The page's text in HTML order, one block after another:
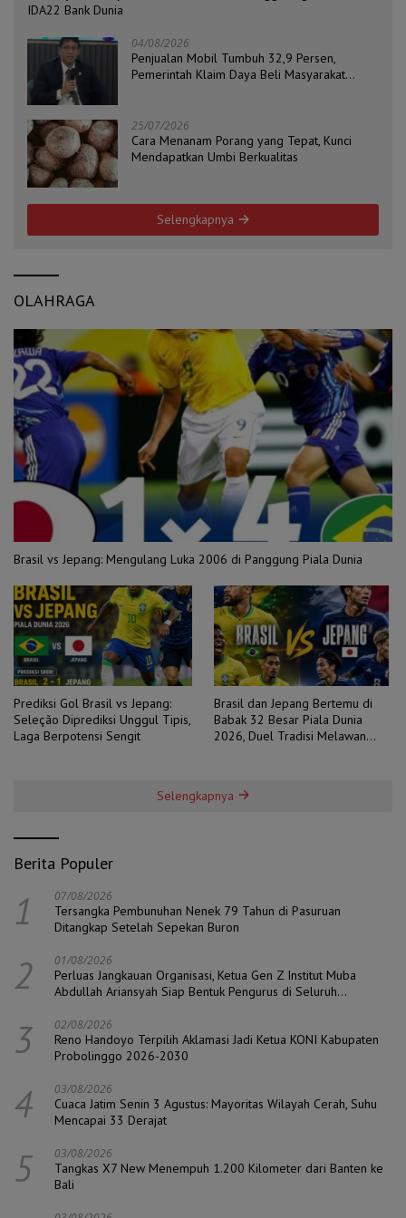
IDA22 Bank Dunia
04/08/2026
Penjualan Mobil Tumbuh 32,9 Persen,
Pemerintah Klaim Daya Beli Masyarakat
25/07/2026
Cara Menanam Porang yang Tepat, Kunci
Mendapatkan Umbi Berkualitas
Selengkapnya
OLAHRAGA
Brasil vs Jepang: Mengulang Luka 2006 di Panggung Piala Dunia
Prediksi Gol Brasil vs Jepang:
Seleção Diprediksi Unggul Tipis,
Laga Berpotensi Sengit
Brasil dan Jepang Bertemu di
Babak 32 Besar Piala Dunia
2026, Duel Tradisi Melawan
Selengkapnya
Berita Populer
1 07/08/2026
Tersangka Pembunuhan Nenek 79 Tahun di Pasuruan
Ditangkap Setelah Sepekan Buron
2 01/08/2026
Perluas Jangkauan Organisasi, Ketua Gen Z Institut Muba
Abdullah Ariansyah Siap Bentuk Pengurus di Seluruh
3 02/08/2026
Reno Handoyo Terpilih Aklamasi Jadi Ketua KONI Kabupaten
Probolinggo 2026-2030
4 03/08/2026
Cuaca Jatim Senin 3 Agustus: Mayoritas Wilayah Cerah, Suhu
Mencapai 33 Derajat
5 03/08/2026
Tangkas X7 New Menempuh 1.200 Kilometer dari Banten ke
Bali